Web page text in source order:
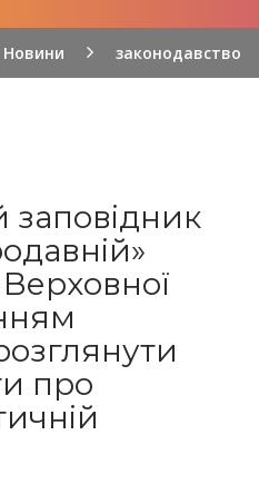
Новини законодавство
заповідник
про